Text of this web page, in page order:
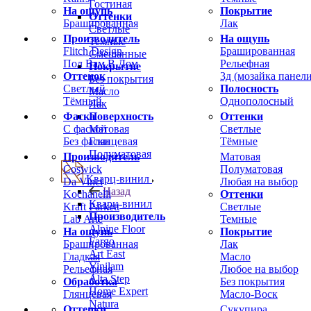
На ощупь
Брашированная
Покрытие
Лак
Производитель
Flitch Design
Пол Вам В Дом
Оттенок
Светлый
Тёмный
На ощупь
Брашированная
Рельефная
3д (мозайка
Полосность
Однополосный
Фаска
С фаской
Без фаски
Оттенки
Светлые
Тёмные
Производитель
Coswick
Da Vinci
Kochanelli
Kraft Parkett
Lab Arte
На ощупь
Брашированная
Гладкая
Рельефная
Обработка
Глянцевая
Матовая
Полуматовая
Любая на выбор
Оттенки
Светлые
Темные
Покрытие
Лак
Масло
Любое на выбор
Без покрытия
Масло-Воск
Гостиная
Оттенки
Светлые
Темные
Смешанные
Покрытие
Без покрытия
Масло
Лак
Поверхность
Матовая
Глянцевая
Полуматовая
Кварц-винил
Назад
Кварц-винил
Производитель
Alpine Floor
Fargo
Art East
Vinilam
Alta Step
Home Expert
Natura